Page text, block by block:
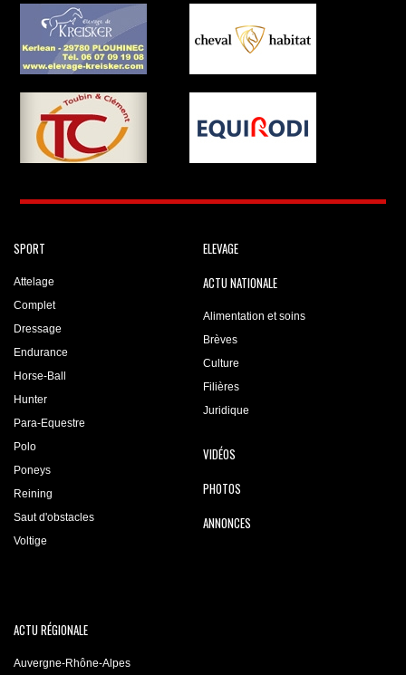
SPORT
Attelage
Complet
Dressage
Endurance
Horse-Ball
Hunter
Para-Equestre
Polo
Poneys
Reining
Saut d'obstacles
Voltige
ELEVAGE
ACTU NATIONALE
Alimentation et soins
Brèves
Culture
Filières
Juridique
VIDÉOS
PHOTOS
ANNONCES
ACTU RÉGIONALE
Auvergne-Rhône-Alpes